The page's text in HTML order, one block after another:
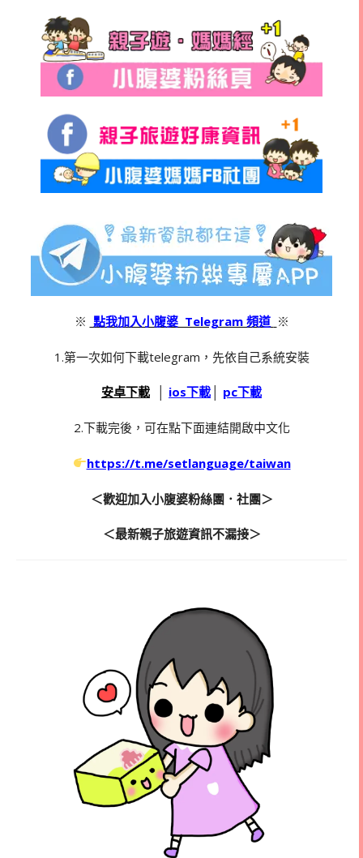
※ 點我加入小腹婆 Telegram 頻道 ※
1.第一次如何下載telegram，先依自己系統安裝
安卓下載 ios下載 pc下載
2.下載完後，可在點下面連結開啟中文化
https://t.me/setlanguage/taiwan‬
＜歡迎加入小腹婆粉絲團．社團＞
＜最新親子旅遊資訊不漏接＞